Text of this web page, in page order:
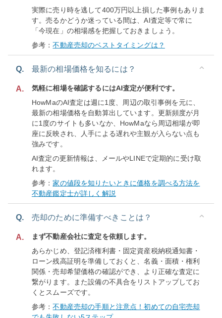
実際に売り時を逃して400万円以上損した事例もありま
す。売るかどうか迷っている間は、AI査定等で常に
「今現在」の相場感を把握しておきましょう。
参考：不動産売却のベストタイミングは？
Q. 最新の相場価格を知るには？
A.
気軽に相場を確認するにはAI査定が便利です。
HowMaのAI査定は週に1度、周辺の取引事例を元に、
最新の相場価格を自動算出しています。更新頻度が月
に1度のサイトも多いなか、HowMaなら周辺相場が即
座に反映され、人手による遅れや主観が入らない点も
強みです。
AI査定の更新情報は、メールやLINEで定期的に受け取
れます。
参考：家の値段を知りたいときに価格を調べる方法を
不動産鑑定士が詳しく解説
Q. 売却のために準備すべきことは？
A.
まず不動産会社に査定を依頼します。
あらかじめ、登記済権利書・固定資産税納税通知書・
ローン残高証明を準備しておくと、名義・面積・権利
関係・売却希望価格の確認ができ、より正確な査定に
繋がります。また設備の不具合をリストアップしてお
くとスムーズです。
参考：不動産売却の手順と注意点！初めての自宅売却